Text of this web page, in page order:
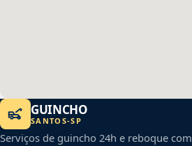
GUINCHO
SANTOS-SP
Serviços de guincho 24h e reboque com